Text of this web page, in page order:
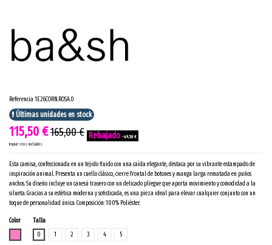
Referencia1E26CORN.ROSA.0
Últimas unidades en stock
115,50 €165,00 €
-49,50 €
Impuestos incluidos
Esta camisa, confeccionada en un tejido fluido con una caída elegante, destaca por su vibrante estampado de
inspiración animal. Presenta un cuello clásico, cierre frontal de botones y manga larga rematada en puños
anchos. Su diseño incluye un canesú trasero con un delicado pliegue que aporta movimiento y comodidad a la
silueta. Gracias a su estética moderna y sofisticada, es una pieza ideal para elevar cualquier conjunto con un
toque de personalidad única. Composición: 100% Poliéster.
Color
Talla
0
1 2 3 4 5